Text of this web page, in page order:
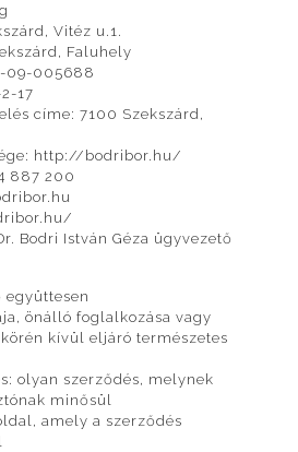
Vitéz u.1.
Faluhely
09-005688
17
címe: 7100 Szekszárd,
http://bodribor.hu/
887 200
Bodri István Géza ügyvezető
együttesen
önálló foglalkozása vagy
kívül eljáró természetes
olyan szerződés, melynek
minősül
amely a szerződés